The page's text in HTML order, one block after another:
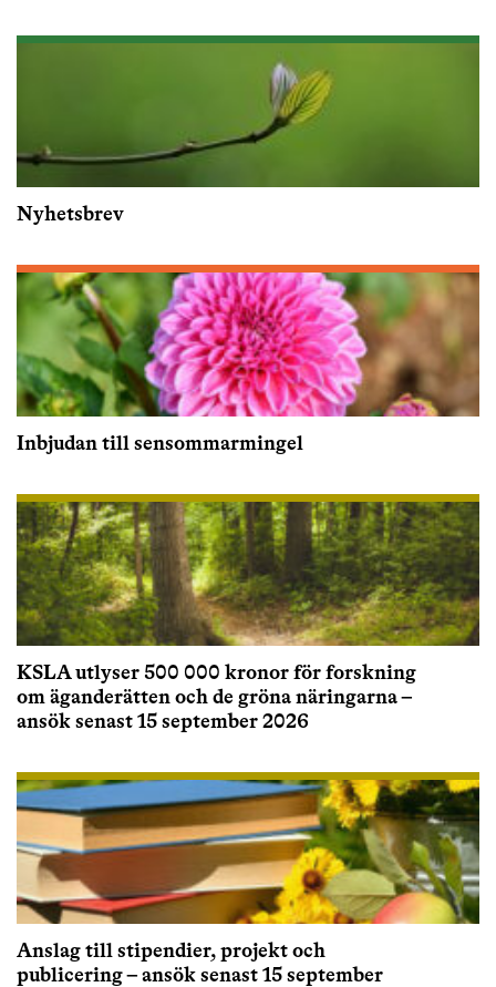
Nyhetsbrev
Inbjudan till sensommarmingel
KSLA utlyser 500 000 kronor för forskning
om äganderätten och de gröna näringarna –
ansök senast 15 september 2026
Anslag till stipendier, projekt och
publicering – ansök senast 15 september